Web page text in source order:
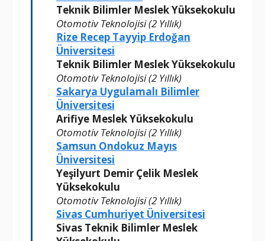
Teknik Bilimler Meslek Yüksekokulu
Otomotiv Teknolojisi (2 Yıllık)
Rize Recep Tayyip Erdoğan
Üniversitesi
Teknik Bilimler Meslek Yüksekokulu
Otomotiv Teknolojisi (2 Yıllık)
Sakarya Uygulamalı Bilimler
Üniversitesi
Arifiye Meslek Yüksekokulu
Otomotiv Teknolojisi (2 Yıllık)
Samsun Ondokuz Mayıs
Üniversitesi
Yeşilyurt Demir Çelik Meslek
Yüksekokulu
Otomotiv Teknolojisi (2 Yıllık)
Sivas Cumhuriyet Üniversitesi
Sivas Teknik Bilimler Meslek